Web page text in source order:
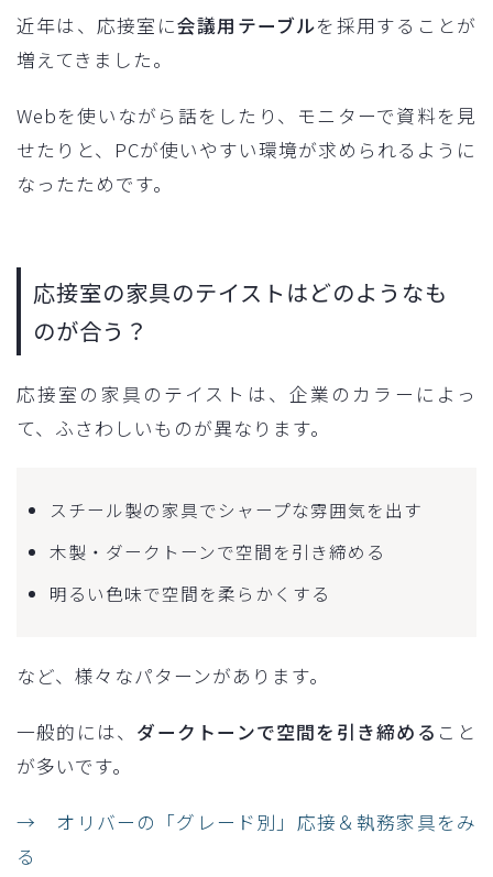
近年は、応接室に会議用テーブルを採用することが
増えてきました。
Webを使いながら話をしたり、モニターで資料を見
せたりと、PCが使いやすい環境が求められるように
なったためです。
応接室の家具のテイストはどのようなも
のが合う？
応接室の家具のテイストは、企業のカラーによっ
て、ふさわしいものが異なります。
スチール製の家具でシャープな雰囲気を出す
木製・ダークトーンで空間を引き締める
明るい色味で空間を柔らかくする
など、様々なパターンがあります。
一般的には、 ダークトーンで空間を引き締める こと
が多いです。
→ オリバーの「グレード別」応接＆執務家具をみ
る